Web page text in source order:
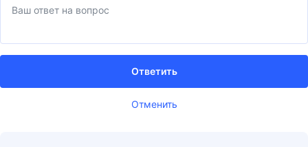
Отменить
Ответить